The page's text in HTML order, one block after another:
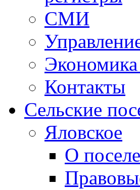
СМИ
Контакты
Сельские
Яловское
О